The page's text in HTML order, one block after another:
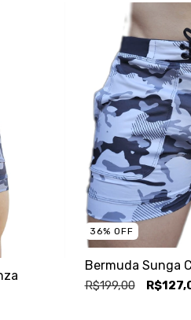
36% OFF
Bermuda Sunga
R$199,00